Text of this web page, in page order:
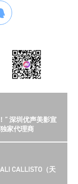
” 深圳优声美影宣
家代理商
CALLISTO（天